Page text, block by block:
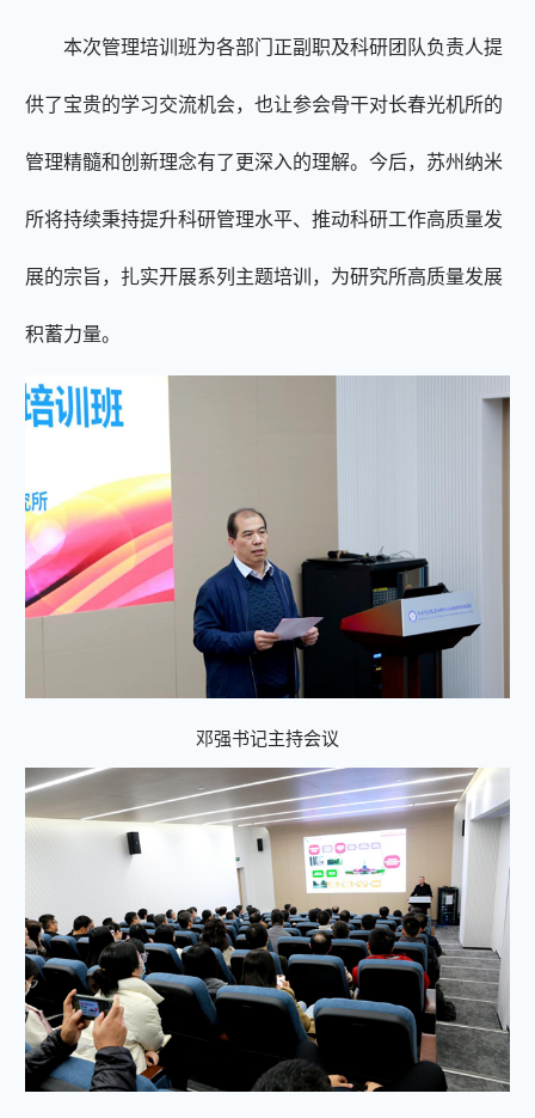
本次管理培训班为各部门正副职及科研团队负责人提
供了宝贵的学习交流机会，也让参会骨干对长春光机所的
管理精髓和创新理念有了更深入的理解。今后，苏州纳米
所将持续秉持提升科研管理水平、推动科研工作高质量发
展的宗旨，扎实开展系列主题培训，为研究所高质量发展
积蓄力量。
邓强书记主持会议